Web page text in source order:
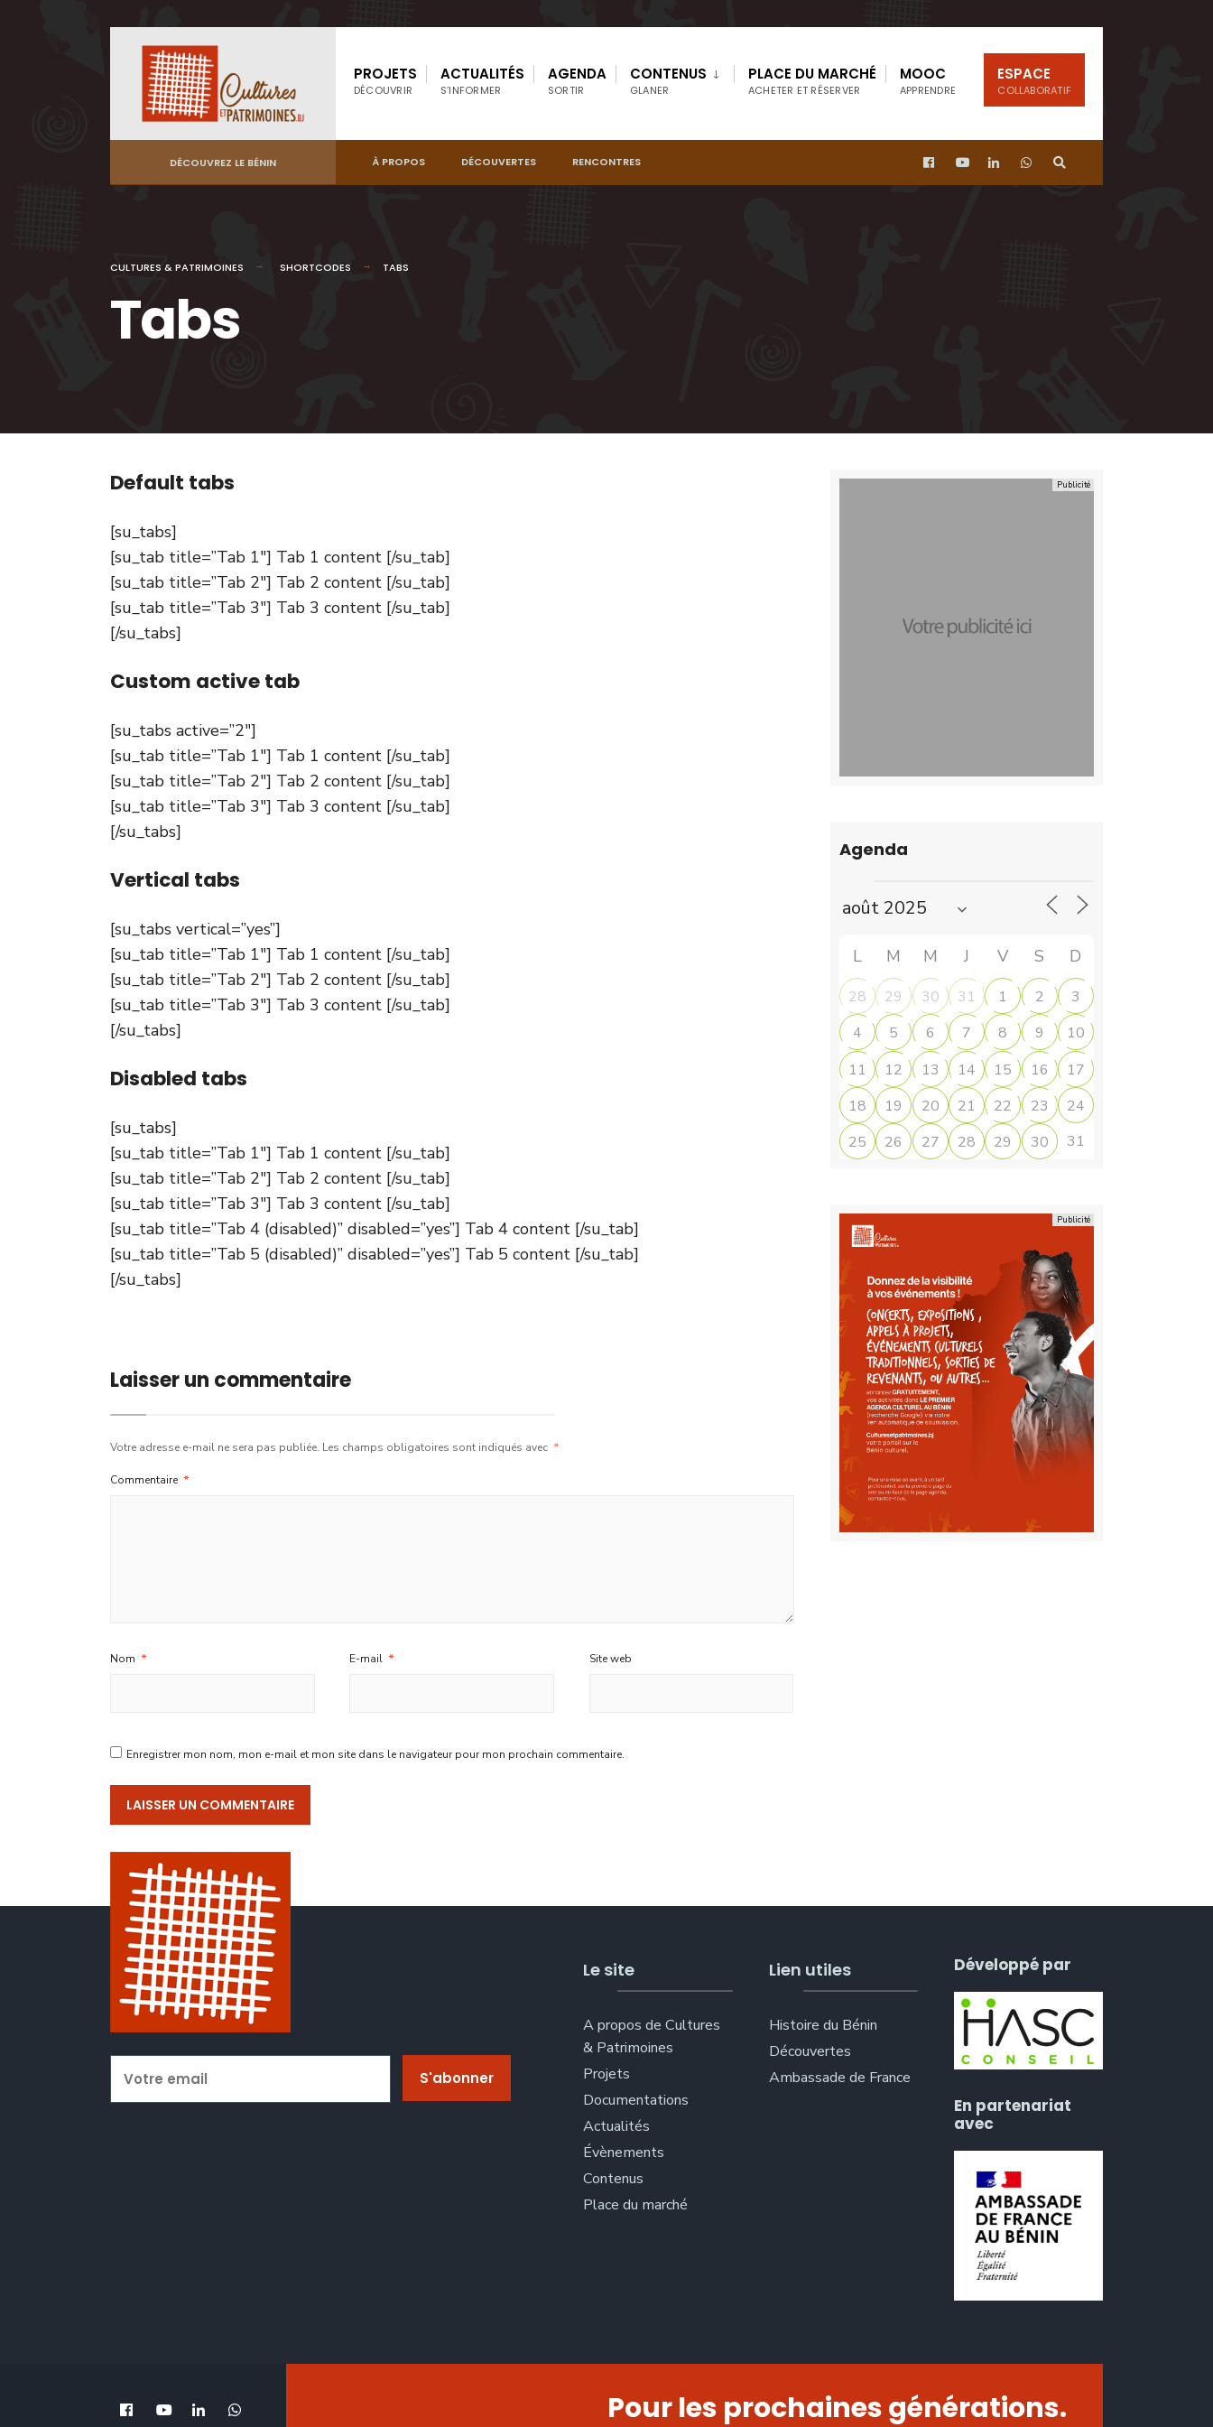
PROJETS
DÉCOUVRIR
ACTUALITÉS
S’INFORMER
AGENDA
SORTIR
CONTENUS
GLANER
PLACE DU MARCHÉ
ACHETER ET RÉSERVER
ESPACE
COLLABORATIF
MOOC
APPRENDRE
DÉCOUVREZ LE BÉNIN À PROPOS DÉCOUVERTES RENCONTRES
CULTURES & PATRIMOINES SHORTCODES TABS
Tabs
Default tabs
[su_tabs]
[su_tab title=”Tab 1″] Tab 1 content [/su_tab]
[su_tab title=”Tab 2″] Tab 2 content [/su_tab]
[su_tab title=”Tab 3″] Tab 3 content [/su_tab]
[/su_tabs]
Custom active tab
[su_tabs active=”2″]
[su_tab title=”Tab 1″] Tab 1 content [/su_tab]
[su_tab title=”Tab 2″] Tab 2 content [/su_tab]
[su_tab title=”Tab 3″] Tab 3 content [/su_tab]
[/su_tabs]
Vertical tabs
[su_tabs vertical=”yes”]
[su_tab title=”Tab 1″] Tab 1 content [/su_tab]
[su_tab title=”Tab 2″] Tab 2 content [/su_tab]
[su_tab title=”Tab 3″] Tab 3 content [/su_tab]
[/su_tabs]
Disabled tabs
[su_tabs]
[su_tab title=”Tab 1″] Tab 1 content [/su_tab]
[su_tab title=”Tab 2″] Tab 2 content [/su_tab]
[su_tab title=”Tab 3″] Tab 3 content [/su_tab]
[su_tab title=”Tab 4 (disabled)” disabled=”yes”] Tab 4 content [/su_tab]
[su_tab title=”Tab 5 (disabled)” disabled=”yes”] Tab 5 content [/su_tab]
[/su_tabs]
Laisser un commentaire
Votre adresse e-mail ne sera pas publiée. Les champs obligatoires sont indiqués avec *
Commentaire *
Nom * E-mail * Site web
Enregistrer mon nom, mon e-mail et mon site dans le navigateur pour mon prochain commentaire.
Agenda
L M M J V S D
28 29 30 31 1 2
3
4
5 6 7 8 9
10
11
12 13 14 15 16
17
18
19 20 21 22 23
24
25
26 27 28 29 30 31
Le site
A propos de Cultures
& Patrimoines
Projets
Documentations
Actualités
Évènements
Contenus
Place du marché
Lien utiles
Histoire du Bénin
Découvertes
Ambassade de France
Développé par
En partenariat
avec
Pour les prochaines générations.